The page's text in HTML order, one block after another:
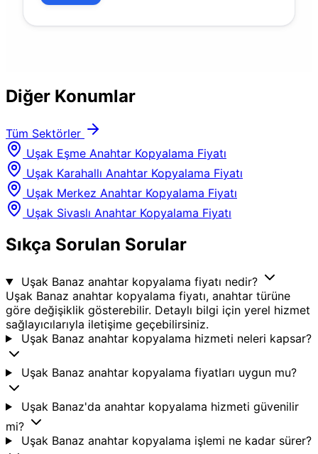
Diğer Konumlar
Tüm Sektörler
Uşak Eşme Anahtar Kopyalama Fiyatı
Uşak Karahallı Anahtar Kopyalama Fiyatı
Uşak Merkez Anahtar Kopyalama Fiyatı
Uşak Sivaslı Anahtar Kopyalama Fiyatı
Sıkça Sorulan Sorular
Uşak Banaz anahtar kopyalama fiyatı nedir?
Uşak Banaz anahtar kopyalama fiyatı, anahtar türüne
göre değişiklik gösterebilir. Detaylı bilgi için yerel hizmet
sağlayıcılarıyla iletişime geçebilirsiniz.
Uşak Banaz anahtar kopyalama hizmeti neleri kapsar?
Uşak Banaz anahtar kopyalama fiyatları uygun mu?
Uşak Banaz'da anahtar kopyalama hizmeti güvenilir
mi?
Uşak Banaz anahtar kopyalama işlemi ne kadar sürer?